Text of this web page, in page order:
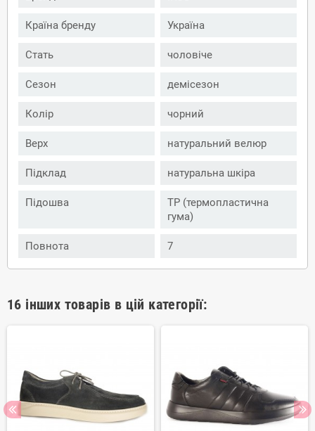
Країна бренду Україна
Стать чоловіче
Сезон демісезон
Колір чорний
Верх натуральний велюр
Підклад натуральна шкіра
Підошва
ТР (термопластична
гума)
Повнота 7
16 інших товарів в цій категорії: